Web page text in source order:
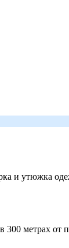
и утюжка
метрах